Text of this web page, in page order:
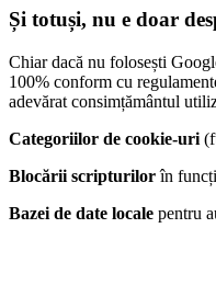
Și totuși, nu e doar
Chiar dacă nu folosești
100% conform cu
adevărat consimțământul
Categoriilor de cookie-uri
Blocării scripturilorîn
Bazei de date locale pentru